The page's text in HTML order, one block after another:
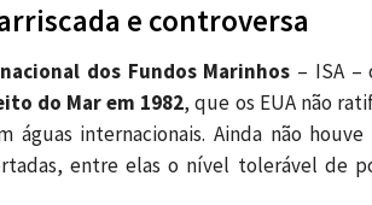
e controversa
dos Fundos Marinhos – ISA –
do Mar em 1982, que os EUA não
águas internacionais. Ainda não
entre elas o nível tolerável de